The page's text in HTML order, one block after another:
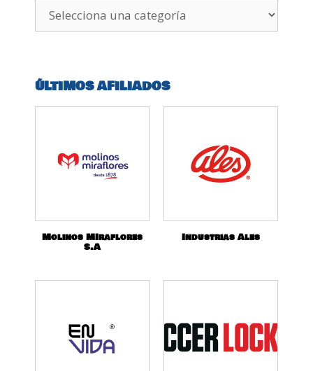
ÚLTIMOS AFILIADOS
Molinos MIraflores
S.A
Industrias Ales